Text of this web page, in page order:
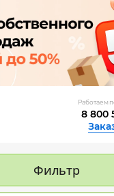
Работаем
8 800
Фильтр